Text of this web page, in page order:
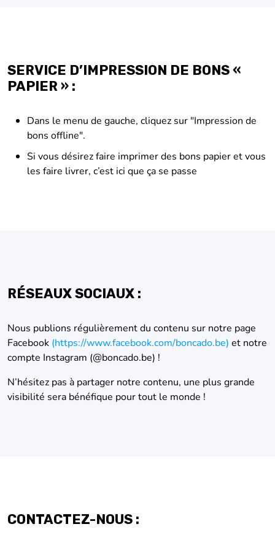
SERVICE D’IMPRESSION DE BONS «
PAPIER » :
Dans le menu de gauche, cliquez sur "Impression de
bons offline".
Si vous désirez faire imprimer des bons papier et vous
les faire livrer, c’est ici que ça se passe
RÉSEAUX SOCIAUX :
Nous publions régulièrement du contenu sur notre page
Facebook (https://www.facebook.com/boncado.be) et notre
compte Instagram (@boncado.be) !
N’hésitez pas à partager notre contenu, une plus grande
visibilité sera bénéfique pour tout le monde !
CONTACTEZ-NOUS :